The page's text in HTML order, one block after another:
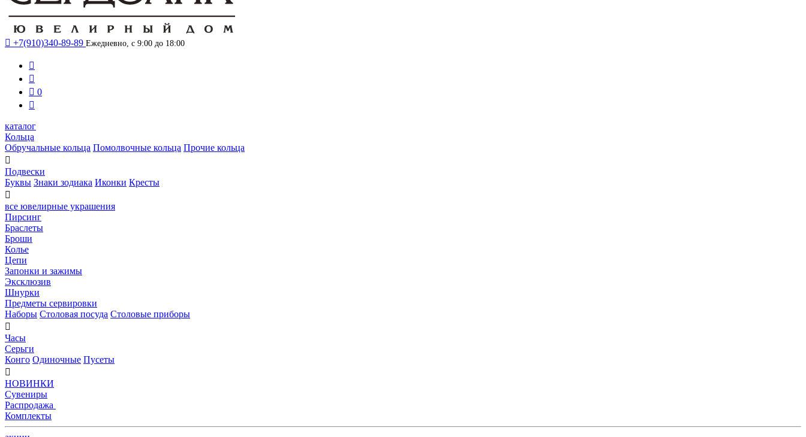
 +7(910)340-89-89 Ежедневно, с 9:00 до 18:00


 0

каталог
Кольца
Обручальные кольца Помолвочные кольца Прочие кольца

Подвески
Буквы Знаки зодиака Иконки Кресты

все ювелирные украшения
Пирсинг
Браслеты
Броши
Колье
Цепи
Запонки и зажимы
Эксклюзив
Шнурки
Предметы сервировки
Наборы Столовая посуда Столовые приборы

Часы
Серьги
Конго Одиночные Пусеты

НОВИНКИ
Сувениры
Распродажа
Комплекты